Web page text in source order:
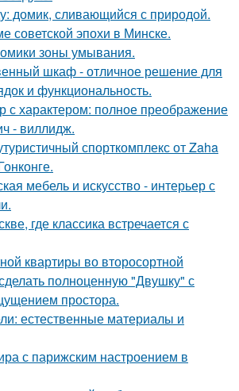
домик, сливающийся с природой.
советской эпохи в Минске.
зоны умывания.
шкаф - отличное решение для
и функциональность.
с характером: полное преображение
- виллидж.
спорткомплекс от Zaha
мебель и искусство - интерьер с
где классика встречается с
квартиры во второсортной
полноценную "Двушку" с
простора.
естественные материалы и
с парижским настроением в